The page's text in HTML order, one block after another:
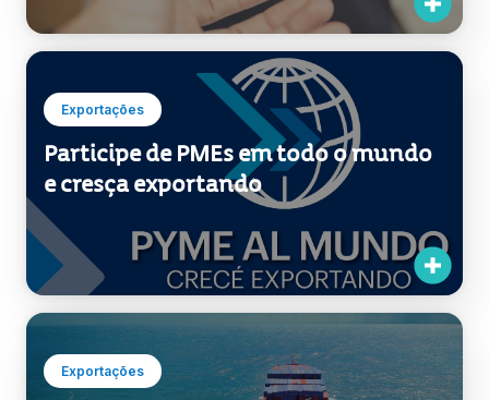
Exportações
Participe de PMEs em todo o mundo
e cresça exportando
Exportações